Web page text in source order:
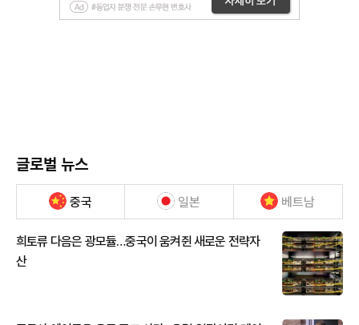
글로벌 뉴스
중국 일본 베트남
희토류 다음은 광모듈…중국이 움켜쥔 새로운 전략자
산